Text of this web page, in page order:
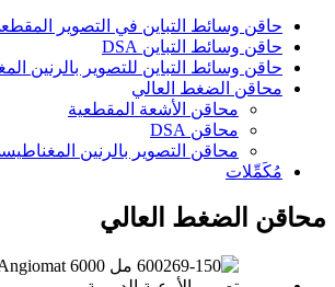
حاقن وسائط التباين في التصوير
حاقن وسائط التباين DSA
حاقن وسائط التباين للتصوير بالرنين
محاقن الضغط العالي
محاقن الأشعة المقطعية
محاقن DSA
محاقن التصوير بالرنين
مُكَمِّلات
محاقن الضغط العالي